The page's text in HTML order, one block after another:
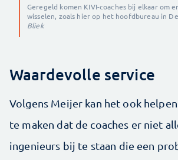
Geregeld komen KIVI-coaches bij elkaar om
wisselen, zoals hier op het hoofdbureau in
Bliek
Waardevolle service
Volgens Meijer kan het ook
te maken dat de coaches er niet
ingenieurs bij te staan die een